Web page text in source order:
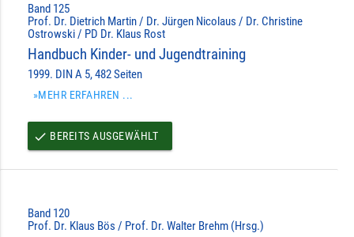
Band 125
Prof. Dr. Dietrich Martin / Dr. Jürgen Nicolaus / Dr. Christine
Ostrowski / PD Dr. Klaus Rost
Handbuch Kinder- und Jugendtraining
1999. DIN A 5, 482 Seiten
»MEHR ERFAHREN ...
done BEREITS AUSGEWÄHLT
Band 120
Prof. Dr. Klaus Bös / Prof. Dr. Walter Brehm (Hrsg.)